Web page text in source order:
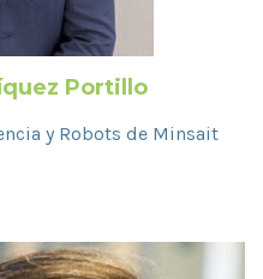
Portillo
y Robots de Minsait